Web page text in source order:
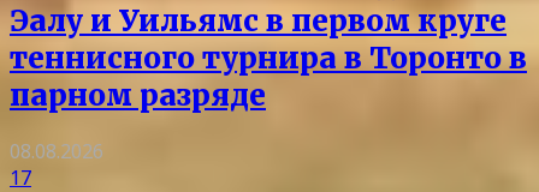
Эалу и Уильямс в первом круге
теннисного турнира в Торонто в
парном разряде
08.08.2026
17